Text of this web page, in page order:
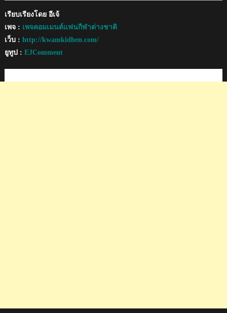
เรียบเรียงโดย อีเจ้
เพจ : เพจคอมเมนต์แฟนกีฬาต่างชาติ
เว็บ : http://kwamkidhen.com/
ยูทูป : EJComment